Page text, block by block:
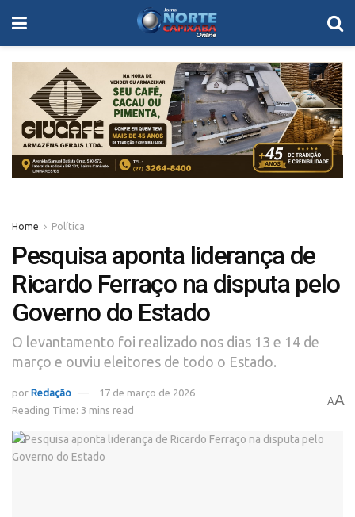
Home Política
Pesquisa aponta liderança de
Ricardo Ferraço na disputa pelo
Governo do Estado
O levantamento foi realizado nos dias 13 e 14 de
março e ouviu eleitores de todo o Estado.
por Redação
17 de março de 2026
Reading Time: 3 mins read
AA